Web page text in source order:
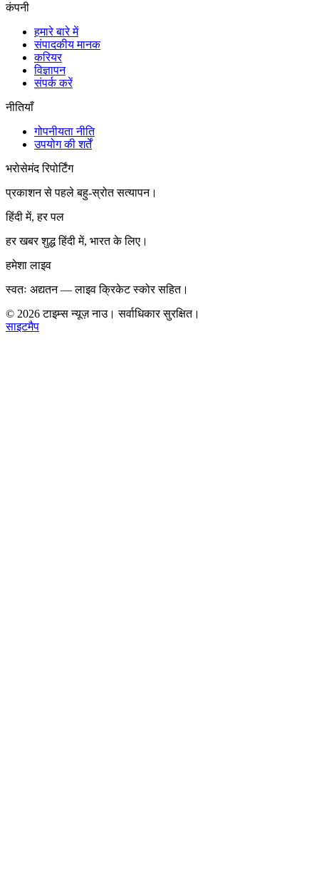
कंपनी
हमारे बारे में
संपादकीय मानक
करियर
विज्ञापन
संपर्क करें
नीतियाँ
गोपनीयता नीति
उपयोग की शर्तें
भरोसेमंद रिपोर्टिंग
प्रकाशन से पहले बहु-स्रोत सत्यापन।
हिंदी में, हर पल
हर खबर शुद्ध हिंदी में, भारत के लिए।
हमेशा लाइव
स्वतः अद्यतन — लाइव क्रिकेट स्कोर सहित।
© 2026टाइम्स न्यूज़ नाउ। सर्वाधिकार सुरक्षित।
साइटमैप